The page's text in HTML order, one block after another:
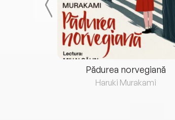
Pădurea norvegiană
Haruki Murakami